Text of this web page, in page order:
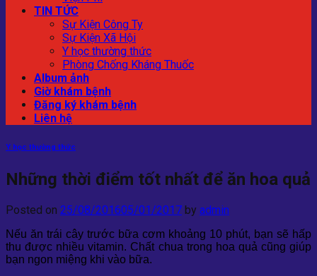
TIN TỨC
Sự Kiện Công Ty
Sự Kiện Xã Hội
Y học thường thức
Phòng Chống Kháng Thuốc
Album ảnh
Giờ khám bệnh
Đăng ký khám bệnh
Liên hệ
Y học thường thức
Những thời điểm tốt nhất để ăn hoa quả
Posted on 25/08/201605/01/2017 by admin
Nếu ăn trái cây trước bữa cơm khoảng 10 phút, bạn sẽ hấp
thu được nhiều vitamin. Chất chua trong hoa quả cũng giúp
bạn ngon miệng khi vào bữa.